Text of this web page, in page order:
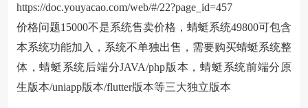
https://doc.youyacao.com/web/#/22?page_id=457
价格问题15000不是系统售卖价格，蜻蜓系统49800可包含
本系统功能加入，系统不单独出售，需要购买蜻蜓系统整
体，蜻蜓系统后端分JAVA/php版本，蜻蜓系统前端分原
生版本/uniapp版本/flutter版本等三大独立版本